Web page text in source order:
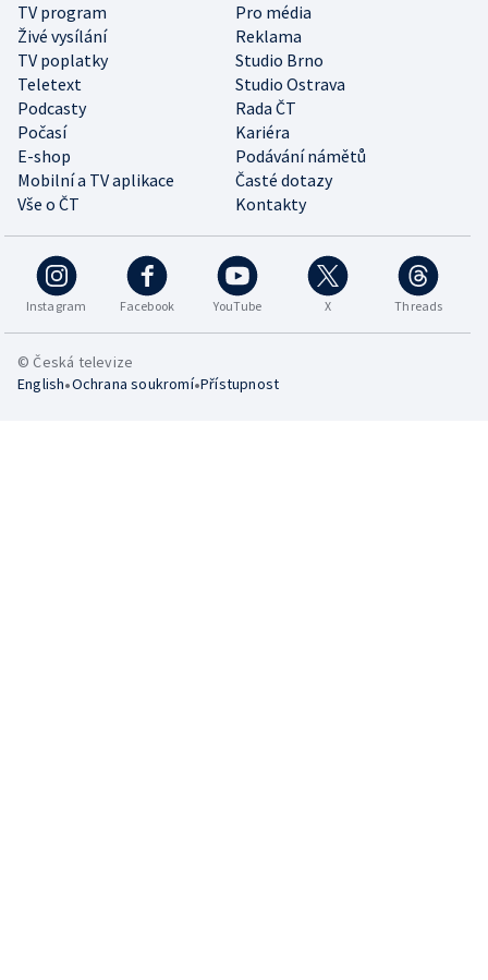
TV program
Pro média
Živé vysílání
Reklama
TV poplatky
Studio Brno
Teletext
Studio Ostrava
Podcasty
Rada ČT
Počasí
Kariéra
E-shop
Podávání námětů
Mobilní a TV aplikace
Časté dotazy
Vše o ČT
Kontakty
Instagram Facebook YouTube X Threads
© Česká televize
English•Ochrana soukromí•Přístupnost